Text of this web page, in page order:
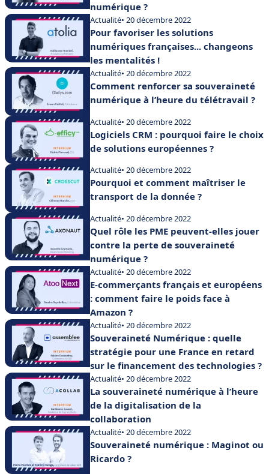
numérique ?
Actualité• 20 décembre 2022
Pour favoriser les solutions
numériques françaises... changeons
les mentalités !
Actualité• 20 décembre 2022
Comment renforcer sa souveraineté
numérique à l’heure du télétravail ?
Actualité• 20 décembre 2022
Logiciels CRM : pourquoi faire le choix
de solutions européennes ?
Actualité• 20 décembre 2022
Pourquoi et comment maîtriser le
transport de la donnée ?
Actualité• 20 décembre 2022
Quel rôle les PME peuvent-elles jouer
contre la perte de souveraineté
numérique ?
Actualité• 20 décembre 2022
E-commerçants français et européens
: comment faire le poids face à
Amazon ?
Actualité• 20 décembre 2022
Souveraineté Numérique : quelle
stratégie pour une France en retard
sur le financement des technologies ?
Actualité• 20 décembre 2022
La souveraineté numérique à l’heure
de la digitalisation de la
collaboration
Actualité• 20 décembre 2022
Souveraineté numérique : Maginot ou
Ricardo ?